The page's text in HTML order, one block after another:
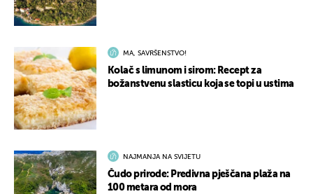
MA, SAVRŠENSTVO!
Kolač s limunom i sirom: Recept za
božanstvenu slasticu koja se topi u ustima
NAJMANJA NA SVIJETU
Čudo prirode: Predivna pješčana plaža na
100 metara od mora